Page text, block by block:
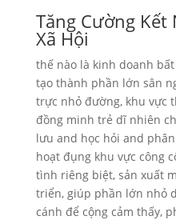
Tăng Cường
Xã Hội
thế nào là kinh doanh
tạo thành phần lớn sân
trực nhỏ đường, khu vực
đồng minh trẻ dĩ nhiên
lưu and học hỏi and
hoạt đụng khu vực công
tình riêng biệt, sản xuất
triển, giúp phần lớn nhỏ
cánh để cộng cảm thấy,